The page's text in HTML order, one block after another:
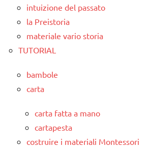
intuizione del passato
la Preistoria
materiale vario storia
TUTORIAL
bambole
carta
carta fatta a mano
cartapesta
costruire i materiali Montessori